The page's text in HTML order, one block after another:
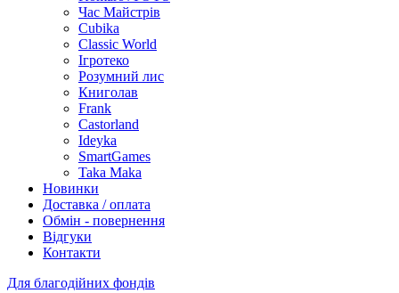
Час Майстрів
Cubika
Classic World
Ігротеко
Розумний лис
Книголав
Frank
Castorland
Ideyka
SmartGames
Taka Maka
Новинки
Доставка / оплата
Обмін - повернення
Відгуки
Контакти
Для благодійних фондів